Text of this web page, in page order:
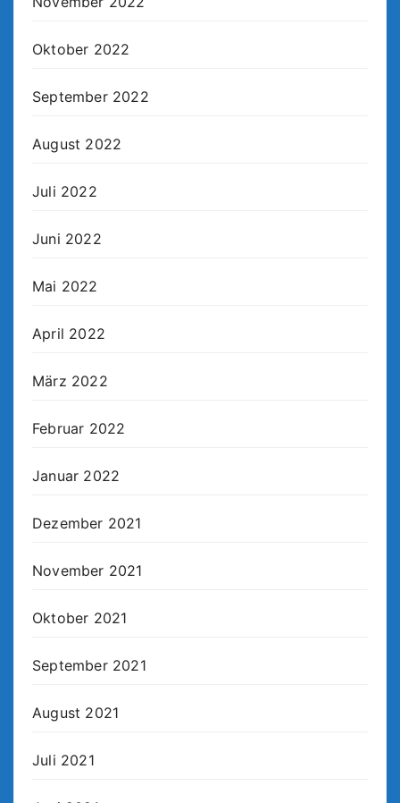
Oktober 2022
September 2022
August 2022
Juli 2022
Juni 2022
Mai 2022
April 2022
März 2022
Februar 2022
Januar 2022
Dezember 2021
November 2021
Oktober 2021
September 2021
August 2021
Juli 2021